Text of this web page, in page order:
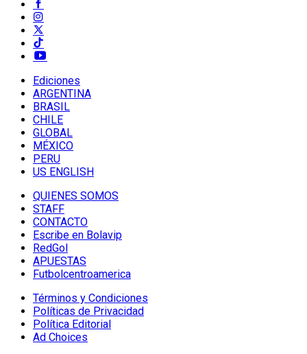
Ediciones
ARGENTINA
BRASIL
CHILE
GLOBAL
MÉXICO
PERU
US ENGLISH
QUIENES SOMOS
STAFF
CONTACTO
Escribe en Bolavip
RedGol
APUESTAS
Futbolcentroamerica
Términos y Condiciones
Políticas de Privacidad
Política Editorial
Ad Choices